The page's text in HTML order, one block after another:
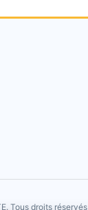
. Tous droits réservés